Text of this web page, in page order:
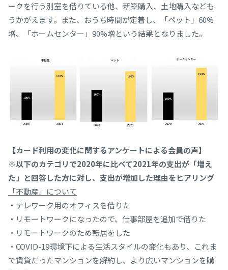
ークを行う別室を借りている他、新築購入、土地購入なども
うかがえます。また、おうち時間が定着し、「ペット」60%
増、「ホームセンター」90%増という結果となりました。
【カード利用の変化に関するアンケートによる会員の声】
※以下のカテゴリで2020年に比べて2021年の支出が「増え
た」と回答した方に対し、支出が増加した理由をヒアリング
「不動産」について
・テレワーク用のオフィスを借りた
・リモートワークになったので、仕事部屋を追加で借りた
・リモートワークのため転居をした
・COVID-19環境下による生活スタイルの変化もあり、これま
で賃貸だったマンションを解約し、より広いマンションを購